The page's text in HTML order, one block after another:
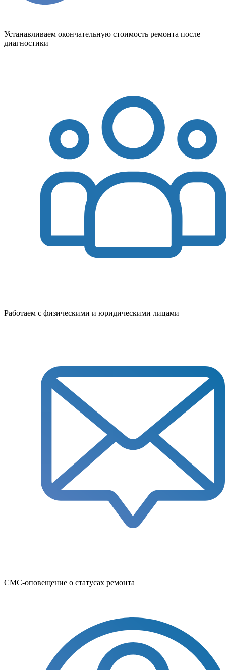
Устанавливаем окончательную стоимость ремонта после
диагностики
Работаем с физическими и юридическими лицами
СМС-оповещение о статусах ремонта